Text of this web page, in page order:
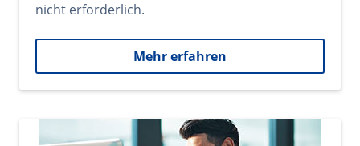
nicht erforderlich.
Mehr erfahren